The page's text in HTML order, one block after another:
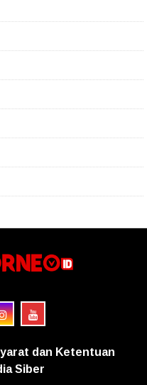
dan Ketentuan
Siber